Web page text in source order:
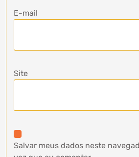
E-mail
Site
Salvar meus dados neste